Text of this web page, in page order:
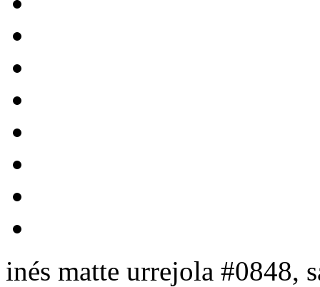
inés matte urrejola #0848,